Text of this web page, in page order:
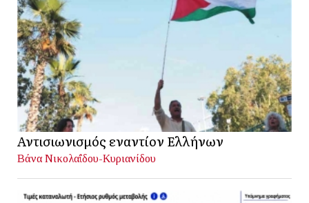
Αντισιωνισμός εναντίον Ελλήνων
Βάνα Νικολαΐδου-Κυριανίδου